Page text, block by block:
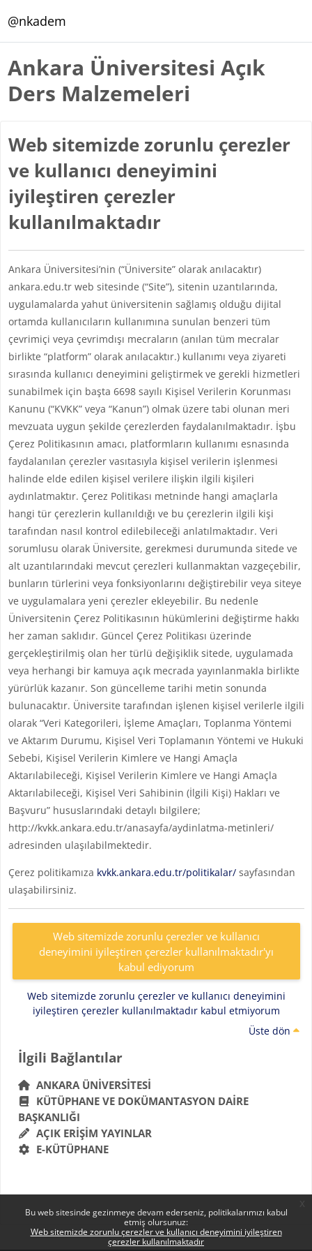
Bu web sitesinde gezinmeye devam ederseniz, politikalarımızı kabul
etmiş olursunuz:
Web sitemizde zorunlu çerezler ve kullanıcı deneyimini iyileştiren
çerezler kullanılmaktadır
@nkadem
Ankara Üniversitesi Açık
Ders Malzemeleri
Web sitemizde zorunlu çerezler
ve kullanıcı deneyimini
iyileştiren çerezler
kullanılmaktadır
Ankara Üniversitesi’nin (“Üniversite” olarak anılacaktır)
ankara.edu.tr web sitesinde (“Site”), sitenin uzantılarında,
uygulamalarda yahut üniversitenin sağlamış olduğu dijital
ortamda kullanıcıların kullanımına sunulan benzeri tüm
çevrimiçi veya çevrimdışı mecraların (anılan tüm mecralar
birlikte “platform” olarak anılacaktır.) kullanımı veya ziyareti
sırasında kullanıcı deneyimini geliştirmek ve gerekli hizmetleri
sunabilmek için başta 6698 sayılı Kişisel Verilerin Korunması
Kanunu (“KVKK” veya “Kanun”) olmak üzere tabi olunan meri
mevzuata uygun şekilde çerezlerden faydalanılmaktadır. İşbu
Çerez Politikasının amacı, platformların kullanımı esnasında
faydalanılan çerezler vasıtasıyla kişisel verilerin işlenmesi
halinde elde edilen kişisel verilere ilişkin ilgili kişileri
aydınlatmaktır. Çerez Politikası metninde hangi amaçlarla
hangi tür çerezlerin kullanıldığı ve bu çerezlerin ilgili kişi
tarafından nasıl kontrol edilebileceği anlatılmaktadır. Veri
sorumlusu olarak Üniversite, gerekmesi durumunda sitede ve
alt uzantılarındaki mevcut çerezleri kullanmaktan vazgeçebilir,
bunların türlerini veya fonksiyonlarını değiştirebilir veya siteye
ve uygulamalara yeni çerezler ekleyebilir. Bu nedenle
Üniversitenin Çerez Politikasının hükümlerini değiştirme hakkı
her zaman saklıdır. Güncel Çerez Politikası üzerinde
gerçekleştirilmiş olan her türlü değişiklik sitede, uygulamada
veya herhangi bir kamuya açık mecrada yayınlanmakla birlikte
yürürlük kazanır. Son güncelleme tarihi metin sonunda
bulunacaktır. Üniversite tarafından işlenen kişisel verilerle ilgili
olarak “Veri Kategorileri, İşleme Amaçları, Toplanma Yöntemi
ve Aktarım Durumu, Kişisel Veri Toplamanın Yöntemi ve Hukuki
Sebebi, Kişisel Verilerin Kimlere ve Hangi Amaçla
Aktarılabileceği, Kişisel Verilerin Kimlere ve Hangi Amaçla
Aktarılabileceği, Kişisel Veri Sahibinin (İlgili Kişi) Hakları ve
Başvuru” hususlarındaki detaylı bilgilere;
http://kvkk.ankara.edu.tr/anasayfa/aydinlatma-metinleri/
adresinden ulaşılabilmektedir.
Çerez politikamıza kvkk.ankara.edu.tr/politikalar/sayfasından
ulaşabilirsiniz.
Web sitemizde zorunlu çerezler ve kullanıcı
deneyimini iyileştiren çerezler kullanılmaktadır'yı
kabul ediyorum
Web sitemizde zorunlu çerezler ve kullanıcı deneyimini
iyileştiren çerezler kullanılmaktadır kabul etmiyorum
Üste dön
Bloklar
İlgili Bağlantılar 'yı atla
İlgili Bağlantılar
ANKARA ÜNIVERSITESI
KÜTÜPHANE VE DOKÜMANTASYON DAIRE
BAŞKANLIĞI
AÇIK ERIŞIM YAYINLAR
E-KÜTÜPHANE